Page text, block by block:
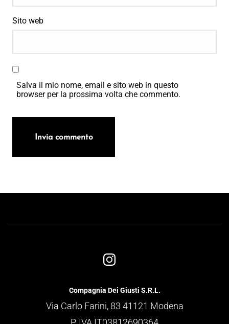
Sito web
Salva il mio nome, email e sito web in questo
browser per la prossima volta che commento.
Compagnia Dei Giusti S.R.L.
Via Carlo Farini, 83 41121 Modena